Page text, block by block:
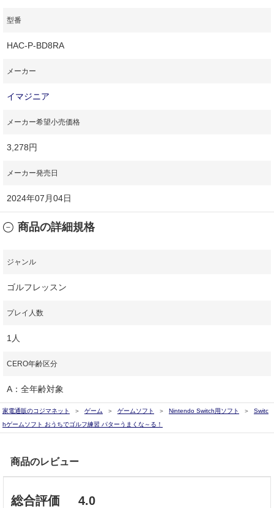
型番
HAC-P-BD8RA
メーカー
イマジニア
メーカー希望小売価格
3,278円
メーカー発売日
2024年07月04日
商品の詳細規格
ジャンル
ゴルフレッスン
プレイ人数
1人
CERO年齢区分
A：全年齢対象
家電通販のコジマネット ゲーム ゲームソフト Nintendo Switch用ソフト
Switc
hゲームソフト おうちでゴルフ練習 パターうまくな～る！
商品のレビュー
総合評価 4.0